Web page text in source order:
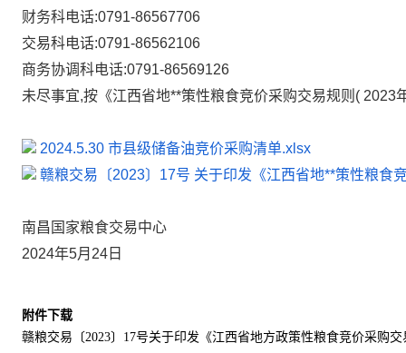
财务科电话:0791-86567706
交易科电话:0791-86562106
商务协调科电话:0791-86569126
未尽事宜,按《江西省地**策性粮食竞价采购交易规则( 2023
2024.5.30 市县级储备油竞价采购清单.xlsx
赣粮交易〔2023〕17号 关于印发《江西省地**策性粮食
南昌国家粮食交易中心
2024年5月24日
附件下载
赣粮交易〔2023〕17号关于印发《江西省地方政策性粮食竞价采购